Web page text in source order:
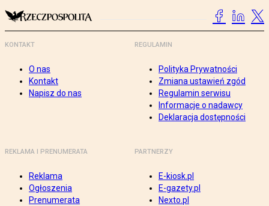
KONTAKT
O nas
Kontakt
Napisz do nas
REGULAMIN
Polityka Prywatności
Zmiana ustawień zgód
Regulamin serwisu
Informacje o nadawcy
Deklaracja dostępności
REKLAMA I PRENUMERATA
Reklama
Ogłoszenia
Prenumerata
PARTNERZY
E-kiosk.pl
E-gazety.pl
Nexto.pl